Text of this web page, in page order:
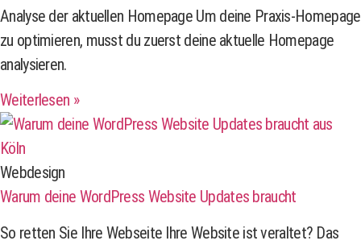
Analyse der aktuellen Homepage Um deine Praxis-Homepage
zu optimieren, musst du zuerst deine aktuelle Homepage
analysieren.
Weiterlesen »
Webdesign
Warum deine WordPress Website Updates braucht
So retten Sie Ihre Webseite Ihre Website ist veraltet? Das